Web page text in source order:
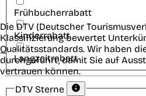
Frühbucherrabatt
Kinderrabatt
Langzeitrabatt
DTV Sterne
Die DTV (Deutscher
Klassifizierung bewertet
Qualitätsstandards. Wir haben
durchgeführt, damit Sie auf
vertrauen können.